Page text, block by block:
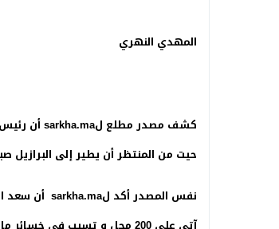
المهدي النهري
كشف مصدر مطلع لsarkha.maأن رئيس
حيت من المنتظر أن يطير إلى البرازيل
نفس المصدر أكد لsarkha.ma أن سعد